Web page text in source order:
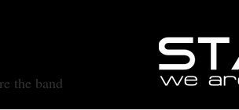
the band